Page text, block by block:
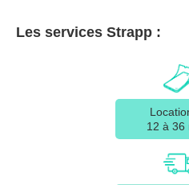
Les services Strapp :
12 à 36